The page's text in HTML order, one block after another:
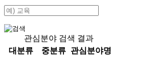
관심분야 검색 결과
대분류
중분류
관심분야명